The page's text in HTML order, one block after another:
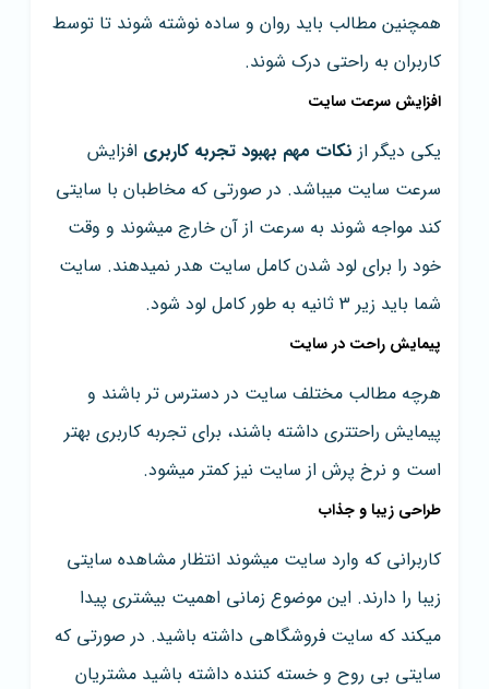
همچنین مطالب باید روان و ساده نوشته شوند تا توسط
کاربران به راحتی درک شوند.
افزایش سرعت سایت
یکی دیگر از نکات مهم بهبود تجربه کاربری افزایش
سرعت سایت میباشد. در صورتی که مخاطبان با سایتی
کند مواجه شوند به سرعت از آن خارج میشوند و وقت
خود را برای لود شدن کامل سایت هدر نمیدهند. سایت
شما باید زیر 3 ثانیه به طور کامل لود شود.
پیمایش راحت در سایت
هرچه مطالب مختلف سایت در دسترس تر باشند و
پیمایش راحتتری داشته باشند، برای تجربه کاربری بهتر
است و نرخ پرش از سایت نیز کمتر میشود.
طراحی زیبا و جذاب
کاربرانی که وارد سایت میشوند انتظار مشاهده سایتی
زیبا را دارند. این موضوع زمانی اهمیت بیشتری پیدا
میکند که سایت فروشگاهی داشته باشید. در صورتی که
سایتی بی روح و خسته کننده داشته باشید مشتریان